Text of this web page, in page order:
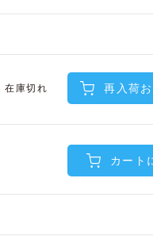
在庫切れ 再入荷
カート